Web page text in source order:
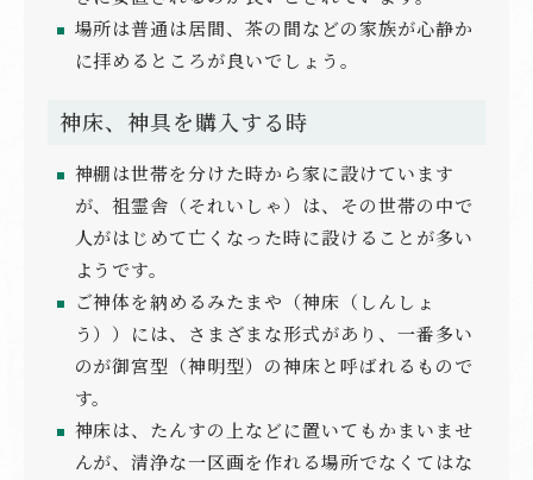
場所は普通は居間、茶の間などの家族が心静か
に拝めるところが良いでしょう。
神床、神具を購入する時
神棚は世帯を分けた時から家に設けています
が、祖霊舎（それいしゃ）は、その世帯の中で
人がはじめて亡くなった時に設けることが多い
ようです。
ご神体を納めるみたまや（神床（しんしょ
う））には、さまざまな形式があり、一番多い
のが御宮型（神明型）の神床と呼ばれるもので
す。
神床は、たんすの上などに置いてもかまいませ
んが、清浄な一区画を作れる場所でなくてはな